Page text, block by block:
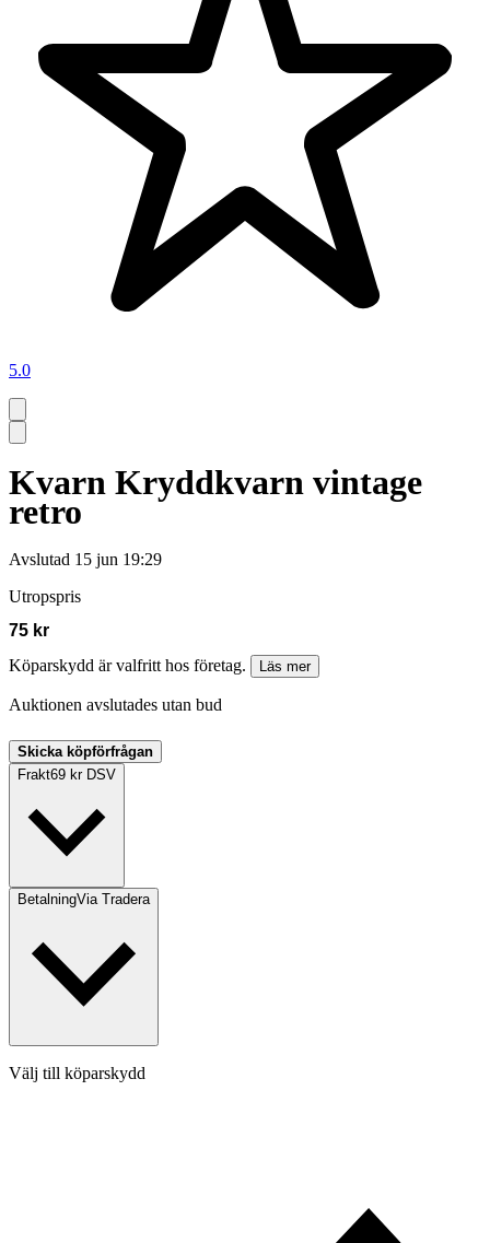
5.0
Kvarn Kryddkvarn vintage
retro
Avslutad 15 jun 19:29
Utropspris
75 kr
Köparskydd är valfritt hos företag.
Läs mer
Auktionen avslutades utan bud
Skicka köpförfrågan
Frakt69 kr DSV
BetalningVia Tradera
Välj till köparskydd